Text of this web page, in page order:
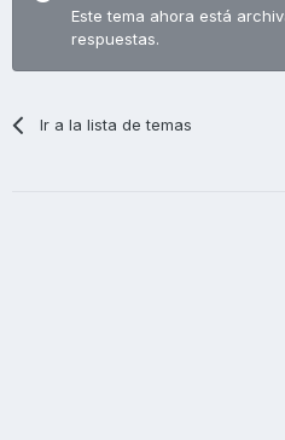
Este tema ahora está
respuestas.
Ir a la lista de temas